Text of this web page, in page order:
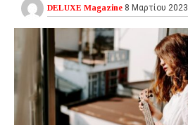
DELUXE Magazine 8 Μαρτίου 2023